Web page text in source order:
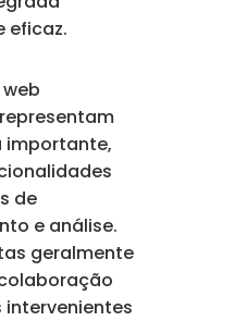
eficaz.
importante,
de
e análise.
geralmente